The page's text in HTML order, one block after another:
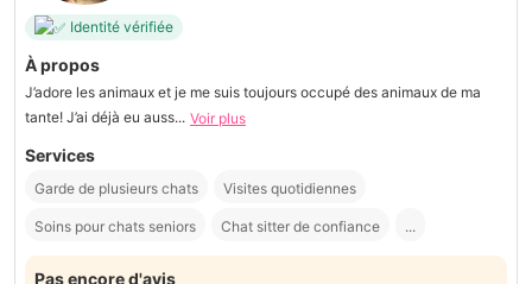
Identité vérifiée
À propos
J’adore les animaux et je me suis toujours occupé des animaux de ma
tante! J’ai déjà eu auss... Voir plus
Services
Garde de plusieurs chats Visites quotidiennes
Soins pour chats seniors Chat sitter de confiance ...
Pas encore d'avis